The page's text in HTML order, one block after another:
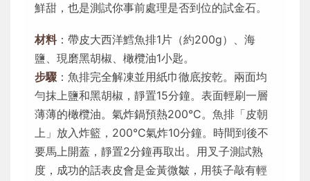
鮮甜，也是測試你事前處理是否到位的試金石。
材料：帶皮大西洋鱈魚排1片（約200g）、海
鹽、現磨黑胡椒、橄欖油1小匙。
步驟 ：魚排完全解凍並用紙巾徹底按乾。兩面均
勻抹上鹽和黑胡椒，靜置15分鐘。表面輕刷一層
薄薄的橄欖油。氣炸鍋預熱200°C。魚排「皮朝
上」放入炸籃，200°C氣炸10分鐘。時間到後不
要馬上開蓋，靜置2分鐘再取出。用叉子測試熟
度，成功的話表皮會是金黃微皺，用筷子敲有輕